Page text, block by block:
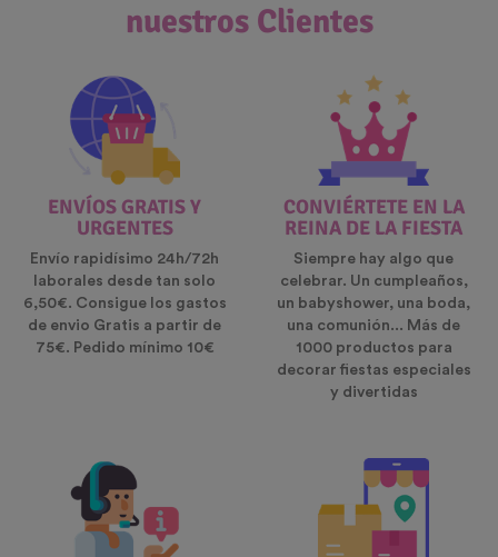
nuestros Clientes
ENVÍOS GRATIS Y
URGENTES
Envío rapidísimo 24h/72h
laborales desde tan solo
6,50€. Consigue los gastos
de envio Gratis a partir de
75€. Pedido mínimo 10€
CONVIÉRTETE EN LA
REINA DE LA FIESTA
Siempre hay algo que
celebrar. Un cumpleaños,
un babyshower, una boda,
una comunión... Más de
1000 productos para
decorar fiestas especiales
y divertidas